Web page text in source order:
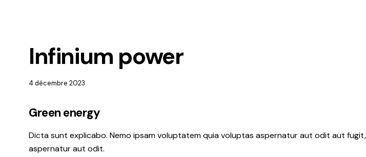
Infinium power
4 décembre 2023
Green energy
Dicta sunt explicabo. Nemo ipsam voluptatem quia voluptas aspernatur aut odit aut
aspernatur aut odit.